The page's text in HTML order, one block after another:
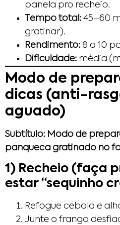
panela pro recheio.
Tempo total: 45–60
gratinar).
Rendimento: 8 a 10
Dificuldade: média
Modo de
dicas (anti-
aguado)
Subtítulo: Modo de
panqueca gratinado no
1) Recheio (faça
estar “sequinho
Refogue cebola e
Junte o frango